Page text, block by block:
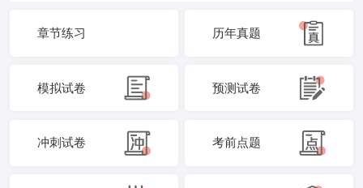
章节练习 历年真题
模拟试卷 预测试卷
冲刺试卷 考前点题